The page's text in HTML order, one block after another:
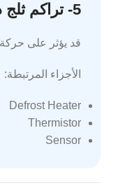
5- تراكم ثلج داخل نظام Defrost
قد يؤثر على حركة
الأجزاء المرتبطة:
Defrost Heater
Thermistor
Sensor